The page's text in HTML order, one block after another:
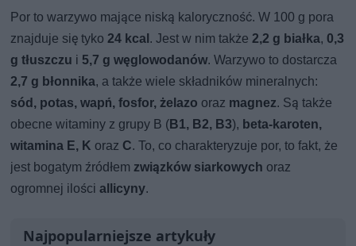
Por to warzywo mające niską kaloryczność. W 100 g pora
znajduje się tyko24 kcal. Jest w nim także2,2 g białka, 0,3
g tłuszczu i 5,7 g węglowodanów. Warzywo to dostarcza
2,7 g błonnika, a także wiele składników mineralnych:
sód, potas, wapń, fosfor, żelazo oraz magnez. Są także
obecne witaminy z grupy B (B1, B2, B3), beta-karoten,
witamina E, K oraz C. To, co charakteryzuje por, to fakt, że
jest bogatym źródłem związków siarkowych oraz
ogromnej ilościallicyny.
Najpopularniejsze artykuły